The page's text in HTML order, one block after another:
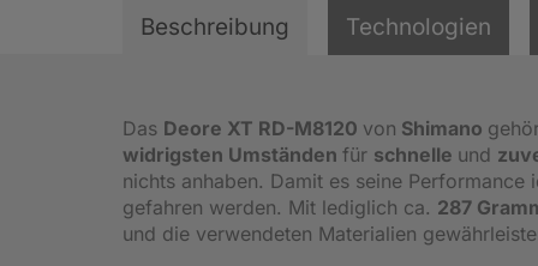
Beschreibung Technologien
Das Deore XT RD-M8120 von Shimano
widrigsten Umständen für schnelle und
nichts anhaben. Damit es seine
gefahren werden. Mit lediglich ca. 287
und die verwendeten Materialien